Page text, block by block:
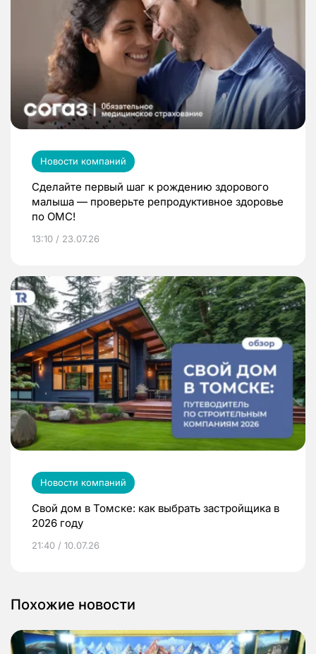
Новости компаний
Сделайте первый шаг к рождению здорового
малыша — проверьте репродуктивное здоровье
по ОМС!
13:10 / 23.07.26
Новости компаний
Свой дом в Томске: как выбрать застройщика в
2026 году
21:40 / 10.07.26
Похожие новости